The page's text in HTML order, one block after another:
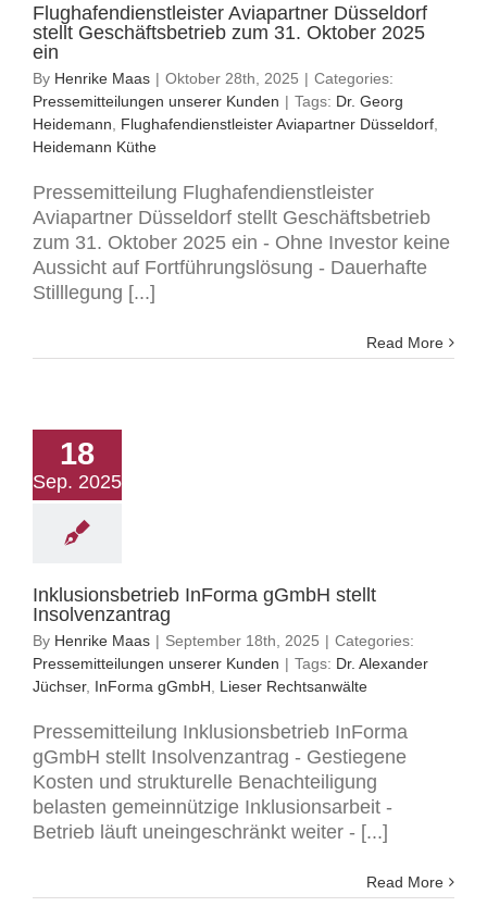
Flughafendienstleister Aviapartner Düsseldorf
stellt Geschäftsbetrieb zum 31. Oktober 2025
ein
By Henrike Maas | Oktober 28th, 2025 | Categories:
Pressemitteilungen unserer Kunden | Tags: Dr. Georg
Heidemann
Flughafendienstleister Aviapartner Düsseldorf
Heidemann Küthe
Pressemitteilung Flughafendienstleister
Aviapartner Düsseldorf stellt Geschäftsbetrieb
zum 31. Oktober 2025 ein - Ohne Investor keine
Aussicht auf Fortführungslösung - Dauerhafte
Stilllegung [...]
Read More
18
Sep. 2025
Inklusionsbetrieb InForma gGmbH stellt
Insolvenzantrag
By Henrike Maas | September 18th, 2025 | Categories:
Pressemitteilungen unserer Kunden | Tags: Dr. Alexander
Jüchser, InForma gGmbH Lieser Rechtsanwälte
Pressemitteilung Inklusionsbetrieb InForma
gGmbH stellt Insolvenzantrag - Gestiegene
Kosten und strukturelle Benachteiligung
belasten gemeinnützige Inklusionsarbeit -
Betrieb läuft uneingeschränkt weiter - [...]
Read More